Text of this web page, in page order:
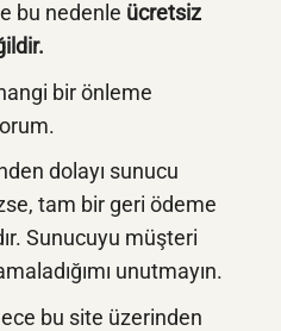
bu nedenle ücretsiz
bir önleme
dolayı sunucu
tam bir geri ödeme
Sunucuyu müşteri
unutmayın.
bu site üzerinden